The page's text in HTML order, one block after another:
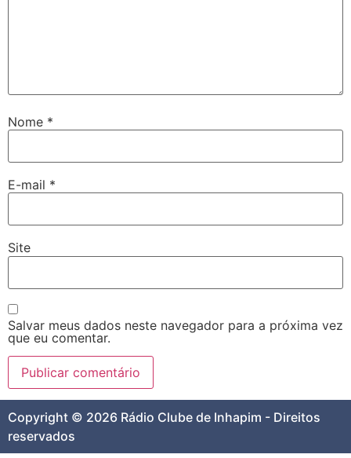
Nome *
E-mail *
Site
Salvar meus dados neste navegador para a próxima vez
que eu comentar.
Copyright © 2026 Rádio Clube de Inhapim - Direitos
reservados